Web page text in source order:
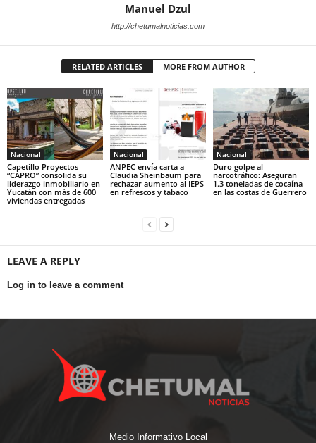
Manuel Dzul
http://chetumalnoticias.com
RELATED ARTICLES MORE FROM AUTHOR
Nacional
Capetillo Proyectos
“CAPRO” consolida su
liderazgo inmobiliario en
Yucatán con más de 600
viviendas entregadas
Nacional
ANPEC envía carta a
Claudia Sheinbaum para
rechazar aumento al IEPS
en refrescos y tabaco
Nacional
Duro golpe al
narcotráfico: Aseguran
1.3 toneladas de cocaína
en las costas de Guerrero
LEAVE A REPLY
Log in to leave a comment
Medio Informativo Local